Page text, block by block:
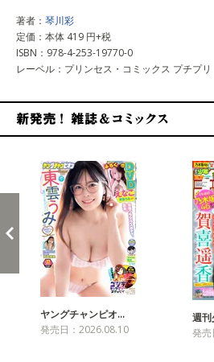
著者： 琴川彩
定価：本体 419 円+税
ISBN：978-4-253-19770-0
レーベル：プリンセス・コミックス プチプリ
ヤングチャンピオ…
発売日：2026.08.10
週
発